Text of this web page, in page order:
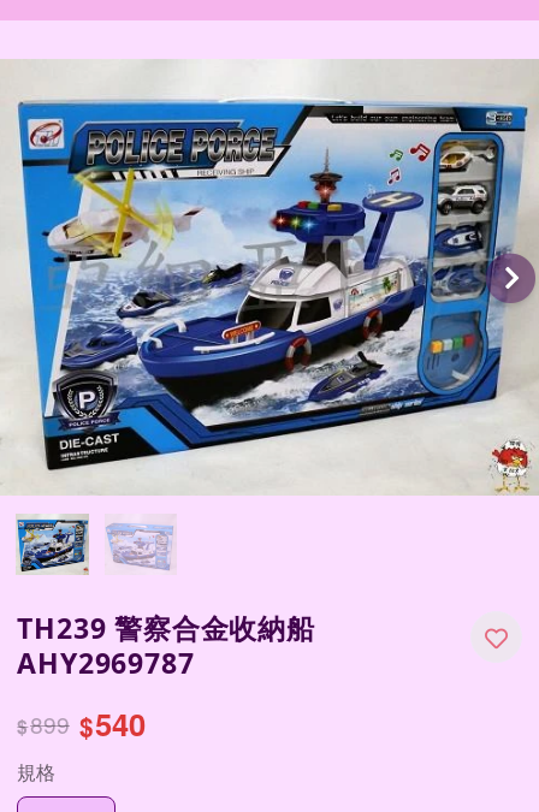
TH239 警察合金收納船
AHY2969787
$899 $540
規格